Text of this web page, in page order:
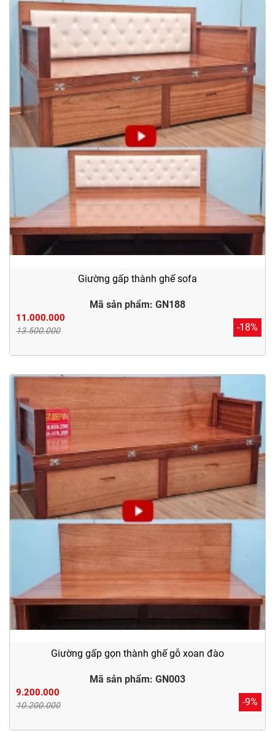
Giường gấp thành ghế sofa
Mã sản phẩm: GN188
11.000.000
13.500.000 -18%
Giường gấp gọn thành ghế gỗ xoan đào
Mã sản phẩm: GN003
9.200.000
10.200.000 -9%